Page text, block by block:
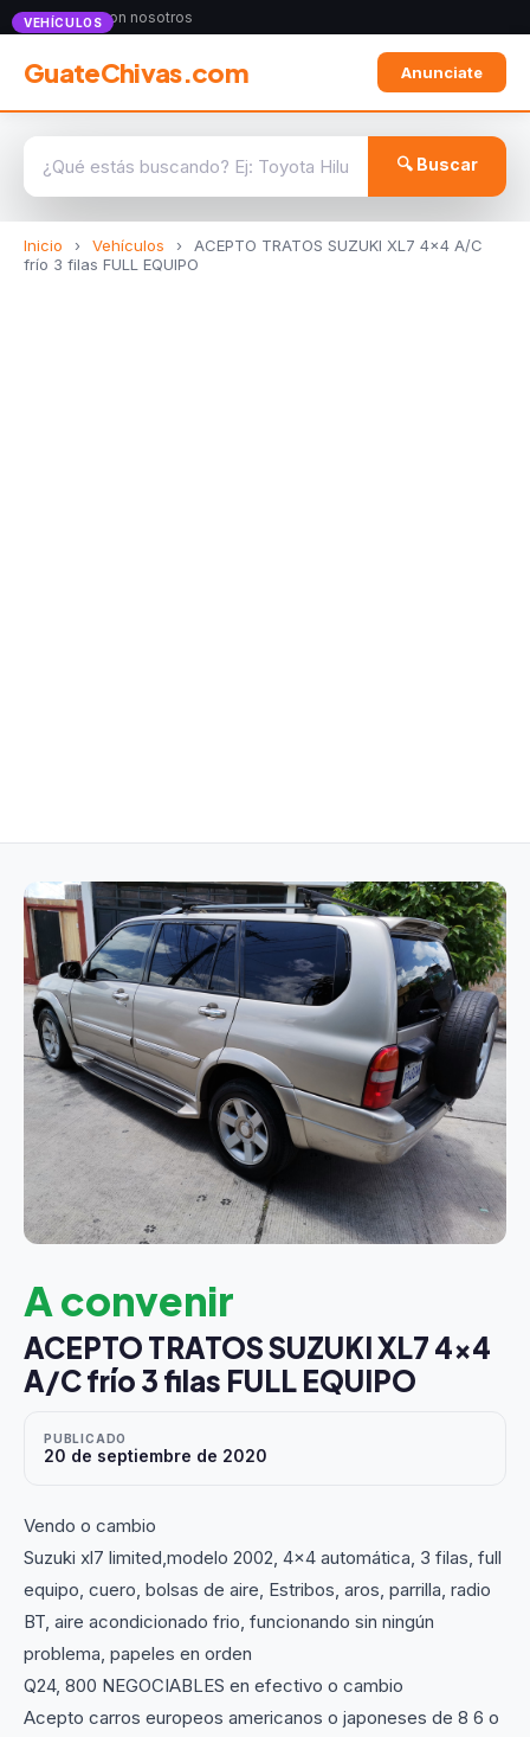
Anunciate con nosotros
GuateChivas.com Anunciate
🔍 Buscar
Inicio › Vehículos ›
ACEPTO TRATOS SUZUKI XL7 4x4 A/C
frío 3 filas FULL EQUIPO
VEHÍCULOS
A convenir
ACEPTO TRATOS SUZUKI XL7 4x4
A/C frío 3 filas FULL EQUIPO
PUBLICADO
20 de septiembre de 2020
Vendo o cambio
Suzuki xl7 limited,modelo 2002, 4x4 automática, 3 filas, full
equipo, cuero, bolsas de aire, Estribos, aros, parrilla, radio
BT, aire acondicionado frio, funcionando sin ningún
problema, papeles en orden
Q24, 800 NEGOCIABLES en efectivo o cambio
Acepto carros europeos americanos o japoneses de 8 6 o